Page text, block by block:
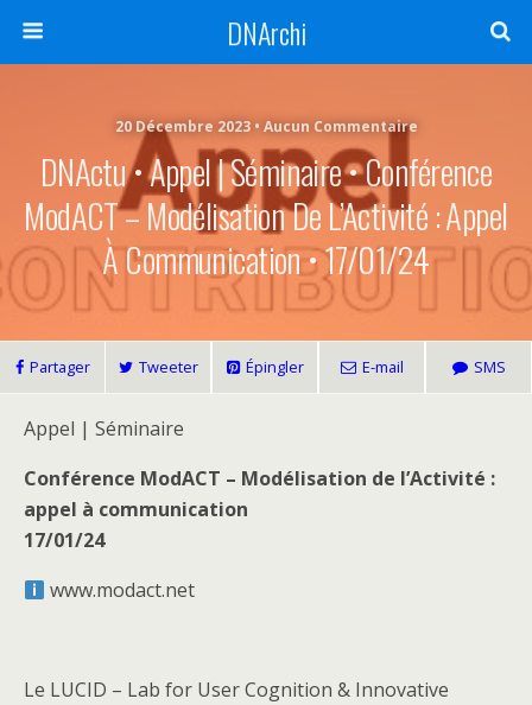
DNArchi
20 Décembre 2023 • Aucun Commentaire
DNActu • Appel | Séminaire • Conférence
ModACT – Modélisation De L’Activité : Appel
À Communication • 17/01/24
Partager Tweeter Épingler E-mail SMS
Appel | Séminaire
Conférence ModACT – Modélisation de l’Activité :
appel à communication
17/01/24
www.modact.net
Le LUCID – Lab for User Cognition & Innovative